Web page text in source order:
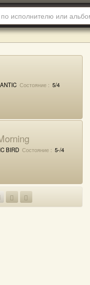
Состояние : 5/4
BIRD Состояние : 5-/4